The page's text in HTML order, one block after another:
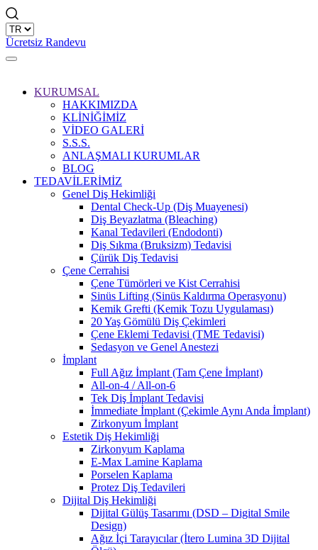
Ücretsiz Randevu
KURUMSAL
HAKKIMIZDA
KLİNİĞİMİZ
VİDEO GALERİ
S.S.S.
ANLAŞMALI KURUMLAR
BLOG
TEDAVİLERİMİZ
Genel Diş Hekimliği
Dental Check-Up (Diş Muayenesi)
Diş Beyazlatma (Bleaching)
Kanal Tedavileri (Endodonti)
Diş Sıkma (Bruksizm) Tedavisi
Çürük Diş Tedavisi
Çene Cerrahisi
Çene Tümörleri ve Kist Cerrahisi
Sinüs Lifting (Sinüs Kaldırma Operasyonu)
Kemik Grefti (Kemik Tozu Uygulaması)
20 Yaş Gömülü Diş Çekimleri
Çene Eklemi Tedavisi (TME Tedavisi)
Sedasyon ve Genel Anestezi
İmplant
Full Ağız İmplant (Tam Çene İmplant)
All-on-4 / All-on-6
Tek Diş İmplant Tedavisi
İmmediate İmplant (Çekimle Aynı Anda İmplant)
Zirkonyum İmplant
Estetik Diş Hekimliği
Zirkonyum Kaplama
E-Max Lamine Kaplama
Porselen Kaplama
Protez Diş Tedavileri
Dijital Diş Hekimliği
Dijital Gülüş Tasarımı (DSD – Digital Smile
Design)
Ağız İçi Tarayıcılar (İtero Lumina 3D Dijital